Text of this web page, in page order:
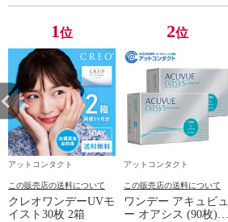
1位
アットコンタクト
この販売店の送料について
クレオワンデーUVモ
イスト30枚 2箱
2位
アットコンタクト
この販売店の送料について
ワンデー アキュビュ
ー オアシス (90枚) 2